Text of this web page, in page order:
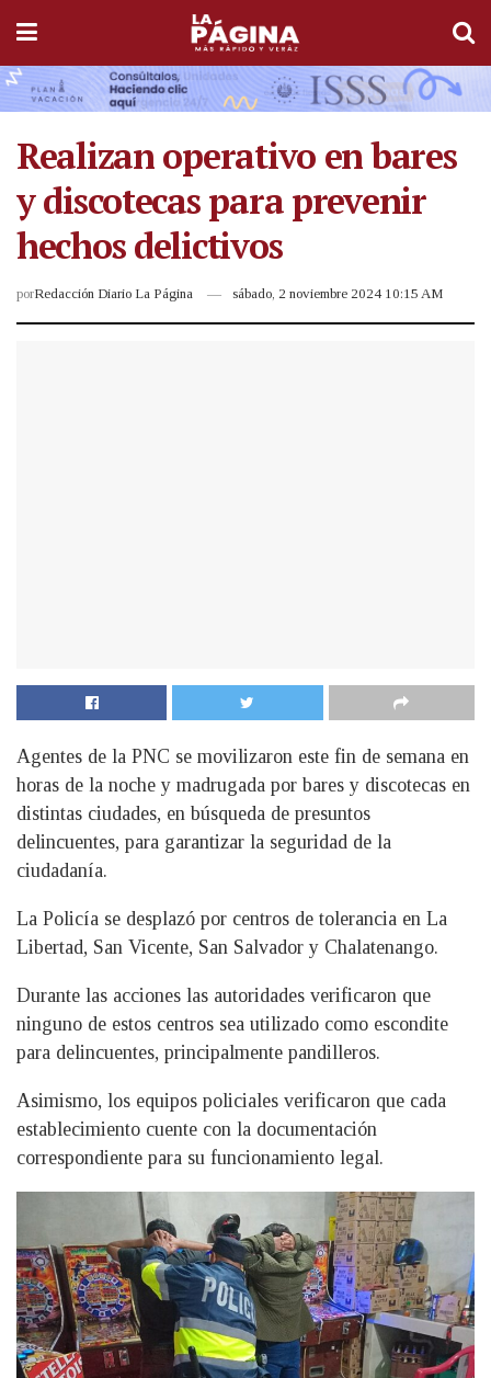
Realizan operativo en bares
y discotecas para prevenir
hechos delictivos
porRedacción Diario La Página sábado, 2 noviembre 2024 10:15 AM
Agentes de la PNC se movilizaron este fin de semana en
horas de la noche y madrugada por bares y discotecas en
distintas ciudades, en búsqueda de presuntos
delincuentes, para garantizar la seguridad de la
ciudadanía.
La Policía se desplazó por centros de tolerancia en La
Libertad, San Vicente, San Salvador y Chalatenango.
Durante las acciones las autoridades verificaron que
ninguno de estos centros sea utilizado como escondite
para delincuentes, principalmente pandilleros.
Asimismo, los equipos policiales verificaron que cada
establecimiento cuente con la documentación
correspondiente para su funcionamiento legal.